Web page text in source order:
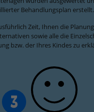
Behandlungsplan erstellt.
Zeit, Ihnen die
sowie alle die
bzw. der Ihres Kindes zu
3